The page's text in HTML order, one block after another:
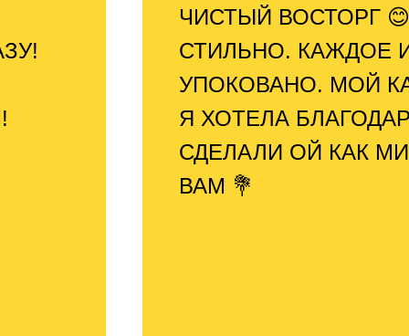
ЧИСТЫЙ ВОСТОРГ
СТИЛЬНО. КАЖДОЕ
УПОКОВАНО. МОЙ
Я ХОТЕЛА
СДЕЛАЛИ ОЙ КАК
ВАМ 💐